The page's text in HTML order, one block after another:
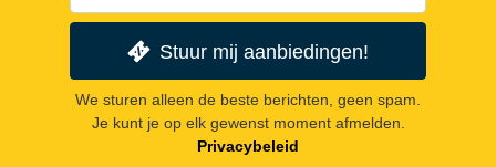
Stuur mij aanbiedingen!
We sturen alleen de beste berichten, geen spam.
Je kunt je op elk gewenst moment afmelden.
Privacybeleid